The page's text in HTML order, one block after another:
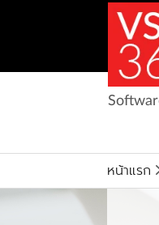
หน้าแรก